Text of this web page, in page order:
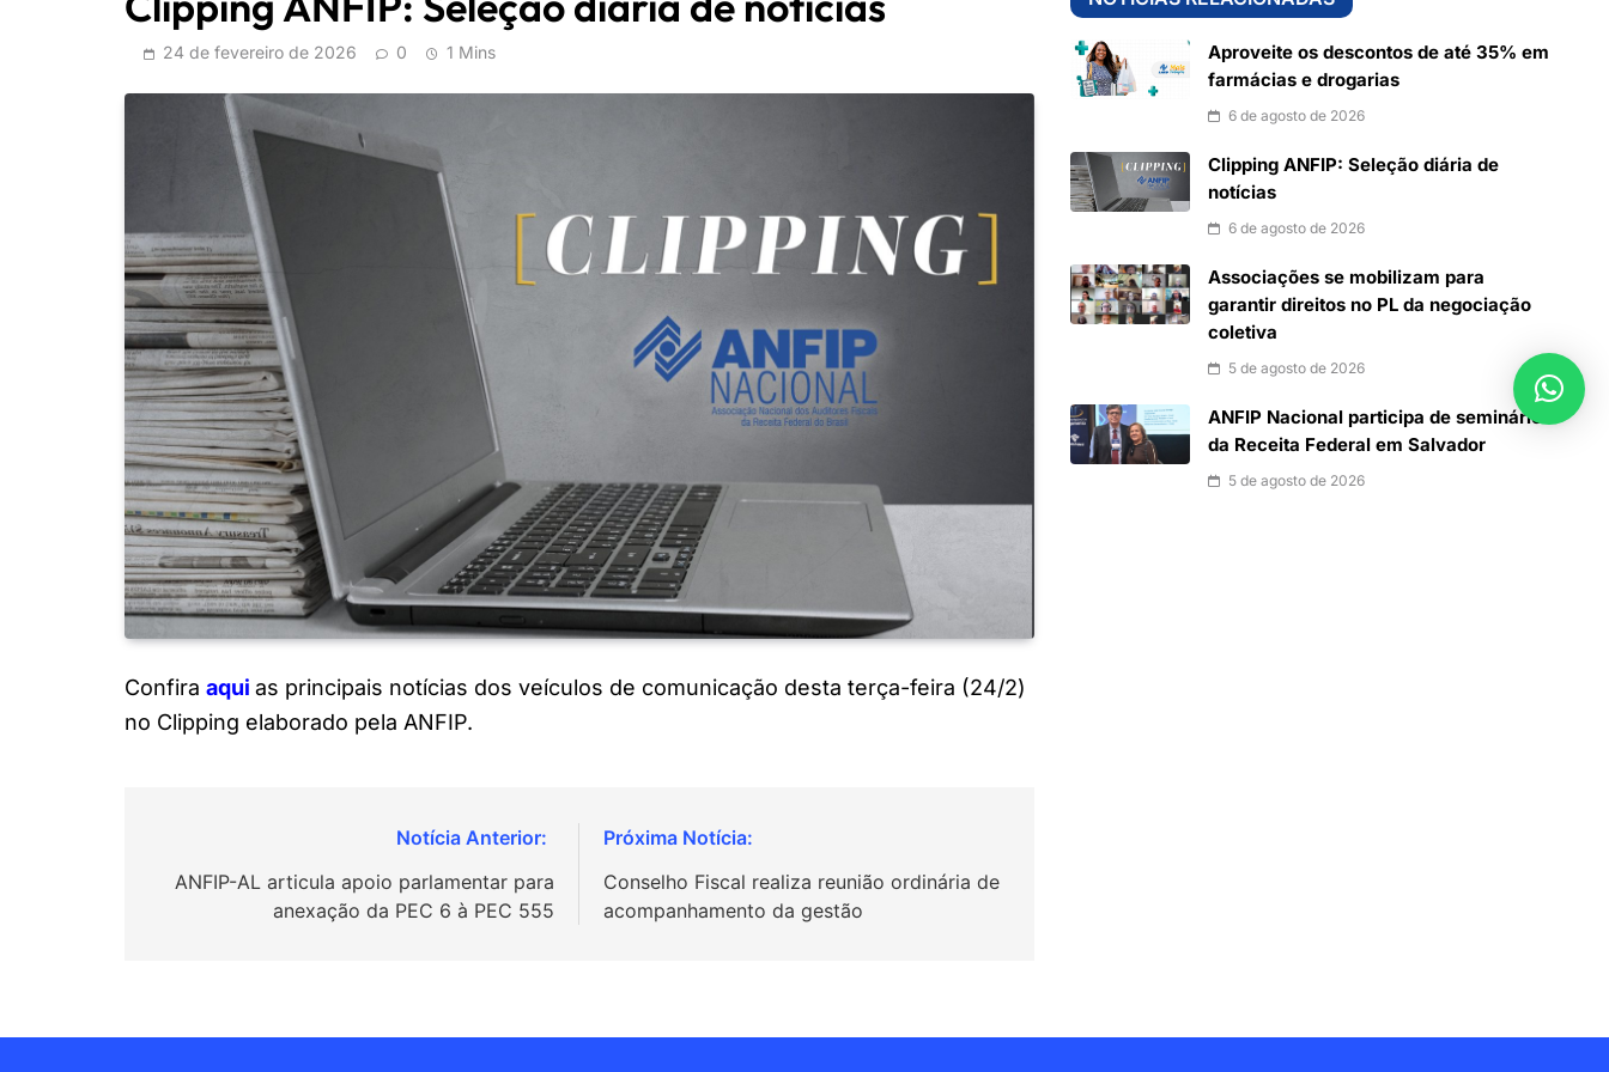
24 de fevereiro de 2026 0 1 Mins
Confira aqui as principais notícias dos veículos de comunicação desta terça-feira (24/2)
no Clipping elaborado pela ANFIP.
deANFIP-AL articula apoio parlamentar para
anexação da PEC 6 à PEC 555
Conselho Fiscal realiza reunião ordinária de
acompanhamento da gestão
Aproveite os descontos de até 35% em
farmácias e drogarias
6 de agosto de 2026
Clipping ANFIP: Seleção diária de
notícias
6 de agosto de 2026
Associações se mobilizam para
garantir direitos no PL da negociação
coletiva
5 de agosto de 2026
ANFIP Nacional participa de seminário
da Receita Federal em Salvador
5 de agosto de 2026